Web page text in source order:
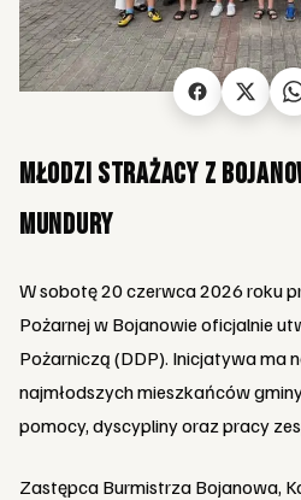
Młodzi strażacy z
mundury
W sobotę 20 czerwca 2026 roku
Pożarnej w Bojanowie oficjalnie
Pożarniczą (DDP). Inicjatywa ma
najmłodszych mieszkańców
pomocy, dyscypliny oraz pracy
Zastępca Burmistrza Bojanowa,